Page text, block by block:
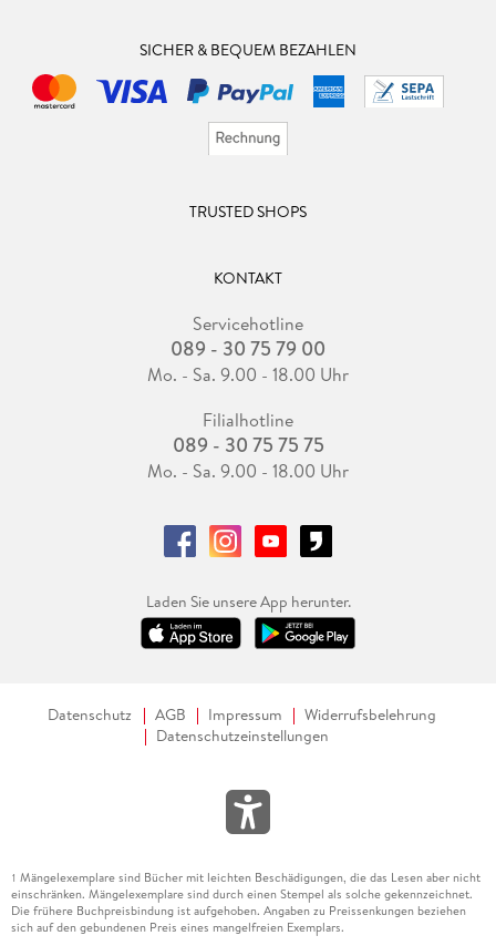
SICHER & BEQUEM BEZAHLEN
TRUSTED SHOPS
KONTAKT
Servicehotline
089 - 30 75 79 00
Mo. - Sa. 9.00 - 18.00 Uhr
Filialhotline
089 - 30 75 75 75
Mo. - Sa. 9.00 - 18.00 Uhr
Laden Sie unsere App herunter.
Datenschutz AGB Impressum
Widerrufsbelehrung
Datenschutzeinstellungen
1 Mängelexemplare sind Bücher mit leichten Beschädigungen, die das Lesen aber nicht
einschränken. Mängelexemplare sind durch einen Stempel als solche gekennzeichnet.
Die frühere Buchpreisbindung ist aufgehoben. Angaben zu Preissenkungen beziehen
sich auf den gebundenen Preis eines mangelfreien Exemplars.